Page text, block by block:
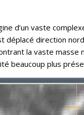
d’un vaste
direction
la vaste masse
beaucoup plus